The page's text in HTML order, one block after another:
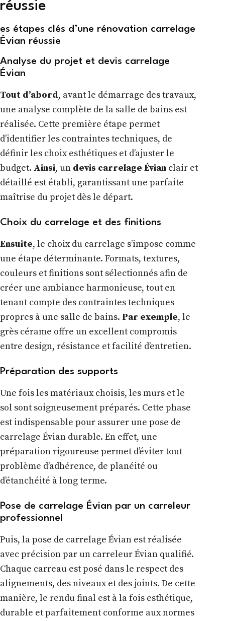
réussie
es étapes clés d’une rénovation carrelage
Évian réussie
Analyse du projet et devis carrelage
Évian
Tout d’abord, avant le démarrage des travaux,
une analyse complète de la salle de bains est
réalisée. Cette première étape permet
d’identifier les contraintes techniques, de
définir les choix esthétiques et d’ajuster le
budget. Ainsi, un devis carrelage Évian clair et
détaillé est établi, garantissant une parfaite
maîtrise du projet dès le départ.
Choix du carrelage et des finitions
Ensuite, le choix du carrelage s’impose comme
une étape déterminante. Formats, textures,
couleurs et finitions sont sélectionnés afin de
créer une ambiance harmonieuse, tout en
tenant compte des contraintes techniques
propres à une salle de bains. Par exemple, le
grès cérame offre un excellent compromis
entre design, résistance et facilité d’entretien.
Préparation des supports
Une fois les matériaux choisis, les murs et le
sol sont soigneusement préparés. Cette phase
est indispensable pour assurer une pose de
carrelage Évian durable. En effet, une
préparation rigoureuse permet d’éviter tout
problème d’adhérence, de planéité ou
d’étanchéité à long terme.
Pose de carrelage Évian par un carreleur
professionnel
Puis, la pose de carrelage Évian est réalisée
avec précision par un carreleur Évian qualifié.
Chaque carreau est posé dans le respect des
alignements, des niveaux et des joints. De cette
manière, le rendu final est à la fois esthétique,
durable et parfaitement conforme aux normes